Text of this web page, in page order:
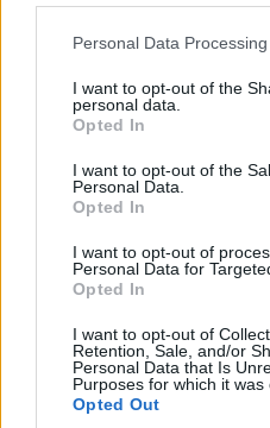
Please note that this website/
not limited to your visit or
grant or deny consent to
use your data for below
consent section.
Personal Data
I want to opt-out of the
personal data.
Opted In
I want to opt-out of the
Personal Data.
Opted In
I want to opt-out of
Personal Data for
Opted In
I want to opt-out of
Retention, Sale, and/or
Personal Data that Is
Purposes for which it was
Opted Out
szabványokról. Ígéretes,
rendszerek közötti
interoperabilitási források
némi sikert elérni.
Az Egészségügyi
alkalmazásfejlesztőkkel
szabványokat a
munkagyakorlatban
alkalmazza. Ez segíthet
ellátását, és nagyobb
az alapja a könnyebben
rendszernek.